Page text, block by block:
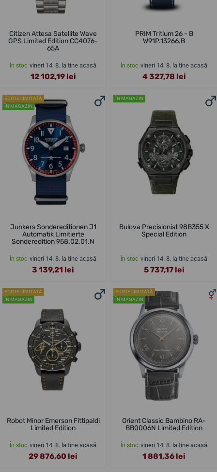
Citizen Attesa Satellite Wave
GPS Limited Edition CC4076-
65A
În stoc vineri 14. 8. la tine acasă
12 102,19 lei
PRIM Tritium 26 - B
W91P.13266.B
În stoc vineri 14. 8. la tine acasă
4 327,78 lei
EDIȚIE LIMITATĂ
ÎN MAGAZIN
Junkers Sondereditionen J1
Automatik Limitierte
Sonderedition 958.02.01.N
În stoc vineri 14. 8. la tine acasă
3 139,21 lei
ÎN MAGAZIN
Bulova Precisionist 98B355 X
Special Edition
În stoc vineri 14. 8. la tine acasă
5 737,17 lei
EDIȚIE LIMITATĂ
ÎN MAGAZIN
Robot Minor Emerson Fittipaldi
Limited Edition
În stoc vineri 14. 8. la tine acasă
29 876,60 lei
EDIȚIE LIMITATĂ
ÎN MAGAZIN
Orient Classic Bambino RA-
BB0006N Limited Edition
În stoc vineri 14. 8. la tine acasă
1 881,36 lei